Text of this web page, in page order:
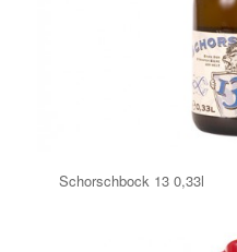
Schorschbock 13 0,33l